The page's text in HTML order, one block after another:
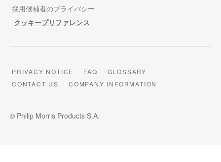
採用候補者のプライバシー
クッキープリファレンス
PRIVACY NOTICE FAQ
GLOSSARY
CONTACT US
COMPANY INFORMATION
© Philip Morris Products S.A.